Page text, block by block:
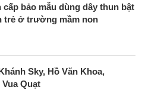
cấp bảo mẫu dùng dây thun bật
trẻ ở trường mầm non
Sky, Hồ Văn Khoa,
Quạt